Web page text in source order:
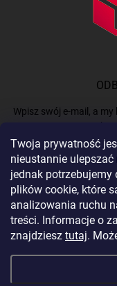
Twoja prywatność
nieustannie
jednak potrzebujemy
plików cookie, które
analizowania ruchu
treści. Informacje o
znajdziesz tutaj.
Wpisz swój e-mail, a
nowych
Podając e-